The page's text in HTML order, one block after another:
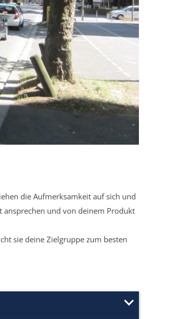
die Aufmerksamkeit auf sich und
ansprechen und von deinem Produkt
sie deine Zielgruppe zum besten